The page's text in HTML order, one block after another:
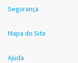
Segurança
Mapa do Site
Ajuda